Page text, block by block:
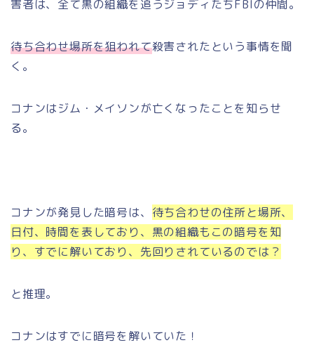
害者は、全て黒の組織を追うジョディたちFBIの仲間。
待ち合わせ場所を狙われて殺害されたという事情を聞
く。
コナンはジム・メイソンが亡くなったことを知らせ
る。
コナンが発見した暗号は、 待ち合わせの住所と場所、
日付、時間を表しており、黒の組織もこの暗号を知
り、すでに解いており、先回りされているのでは？
と推理。
コナンはすでに暗号を解いていた！